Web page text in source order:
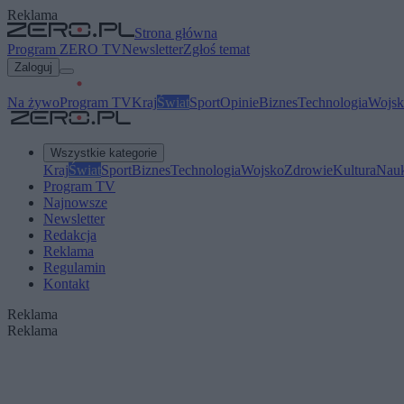
Reklama
Strona główna
Program ZERO TVNewsletterZgłoś temat
Zaloguj
Na żywoProgram TVKrajŚwiatSportOpinieBiznesTechnologia
Wszystkie kategorie
KrajŚwiatSportBiznesTechnologiaWojskoZdrowieKultura
Program TV
Najnowsze
Newsletter
Redakcja
Reklama
Regulamin
Kontakt
Reklama
Reklama